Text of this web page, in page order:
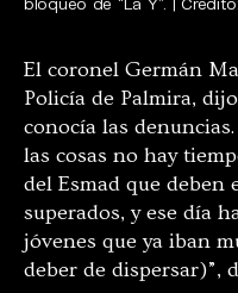
El coronel Germán
Policía de Palmira,
conocía las
las cosas no hay
del Esmad que deben
superados, y ese día
jóvenes que ya iban
deber de dispersar)”,